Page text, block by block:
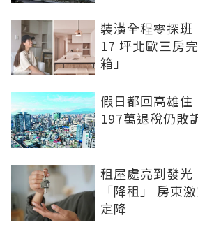
裝潢全程零探班
17 坪北歐三房
箱」
假日都回高雄
197萬退稅仍敗
租屋處亮到發光
「降租」 房東
定降